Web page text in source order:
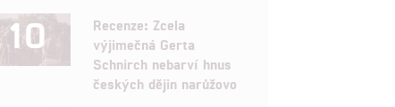
10
Recenze: Zcela
výjimečná Gerta
Schnirch nebarví hnus
českých dějin narůžovo